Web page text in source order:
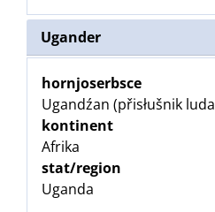
Ugander
hornjoserbsce
Ugandźan (přisłušnik
kontinent
Afrika
stat/region
Uganda